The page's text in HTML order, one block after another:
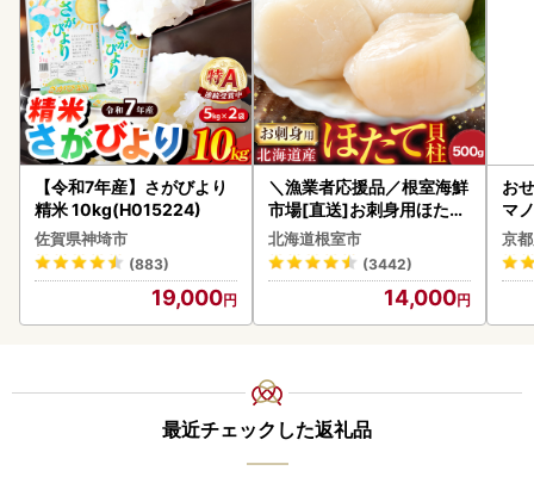
【令和7年産】さがびより
精米 10kg(H015224)
佐賀県神埼市
(883)
19,000
＼漁業者応援品／根室海鮮
市場[直送]お刺身用ほたて
貝柱500g A-28002
北海道根室市
(3442)
14,000
お
マ
京
最近チェックした返礼品